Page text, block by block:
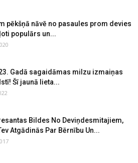
pēkšņā nāvē no pasaules prom devies
populārs un...
Gadā sagaidāmas milzu izmaiņas
Šī jaunā lieta...
Bildes No Deviņdesmitajiem,
Atgādinās Par Bērnību Un...